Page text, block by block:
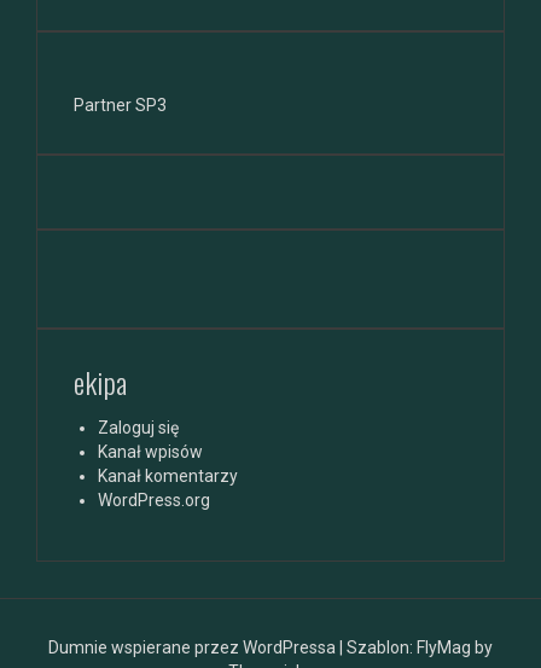
Partner SP3
ekipa
Zaloguj się
Kanał wpisów
Kanał komentarzy
WordPress.org
Dumnie wspierane przez WordPressa Szablon: FlyMag by